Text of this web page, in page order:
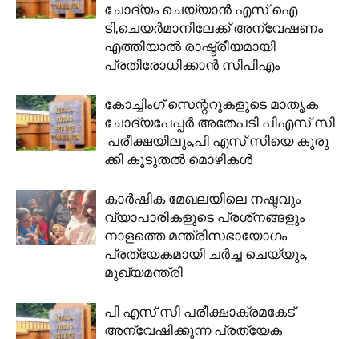
ചോദ്യം ചെയ്യാൻ എസ് ഐ
ടി,ചെയർമാനിലേക്ക് അന്വേഷണം
എത്തിയാൽ രാഷ്ട്രീയമായി
പ്രതിരോധിക്കാൻ സിപിഎം
കോച്ചിംഗ് സെന്ററുകളുടെ മാതൃക
ചോദ്യപേപ്പർ അതേപടി പിഎസ് സി
പരീക്ഷയിലും,പി എസ് സിയെ കുരു
ക്കി കൂടുതൽ മൊഴികൾ
കാര്‍ഷിക മേഖലയിലെ നഷ്ടവും
വ്യാപാരികളുടെ പ്രശ്‌നങ്ങളും
നാളത്തെ മന്ത്രിസഭായോഗം
പ്രത്യേകമായി ചര്‍ച്ച ചെയ്യും,
മുഖ്യമന്ത്രി
പി എസ് സി പരീക്ഷാക്രമകേട്
അന്വേഷിക്കുന്ന പ്രത്യേക